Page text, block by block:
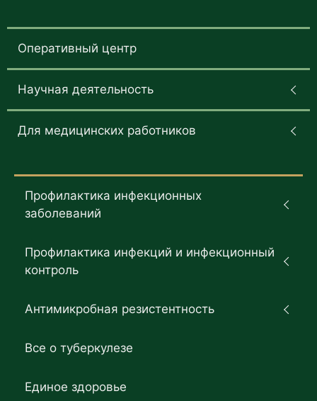
Оперативный центр
Научная деятельность
Для медицинских работников
Профилактика инфекционных
заболеваний
Профилактика инфекций и инфекционный
контроль
Антимикробная резистентность
Все о туберкулезе
Единое здоровье